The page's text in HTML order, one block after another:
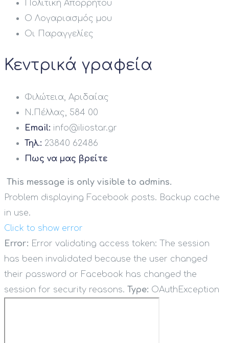
Πολιτική Απορρήτου
Ο Λογαριασμός μου
Οι Παραγγελίες
Κεντρικά γραφεία
Φιλώτεια, Αριδαίας
Ν.Πέλλας, 584 00
Email: info@iliostar.gr
Τηλ.: 23840 62486
Πως να μας βρείτε
This message is only visible to admins.
Problem displaying Facebook posts. Backup cache
in use.
Click to show error
Error: Error validating access token: The session
has been invalidated because the user changed
their password or Facebook has changed the
session for security reasons. Type: OAuthException